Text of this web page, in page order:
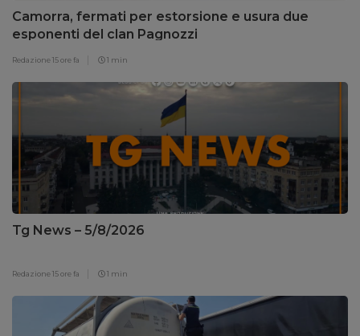
Camorra, fermati per estorsione e usura due
esponenti del clan Pagnozzi
Redazione15 ore fa 1 min
Tg News – 5/8/2026
Redazione15 ore fa 1 min